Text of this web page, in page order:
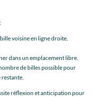
voisine en ligne droite.
dans un emplacement libre.
de billes possible pour
réflexion et anticipation pour